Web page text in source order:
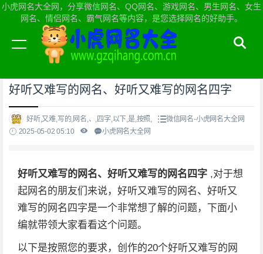
小虎网名大全网，分享微信网名、QQ网名、游戏网名、男生网名、女生
网名、情侣网名、霸气网名等内容，是您选择网名的好助手。
当前位置：小虎网名大全网首页>微信网名
好听又难写的网名、好听又难写的网名四字
好听,又难,写的,网名,、,四字,以下,是,按照,
微信网名-小虎网名大全网
2025-05-02 05:10
小虎网名大全网
好听又难写的网名、好听又难写的网名四字 ,对于想
起网名的朋友们来说，好听又难写的网名、好听又
难写的网名四字是一个非常想了解的问题，下面小
编就带领大家看看这个问题。
以下是按照您的要求，创作的20个好听又难写的网